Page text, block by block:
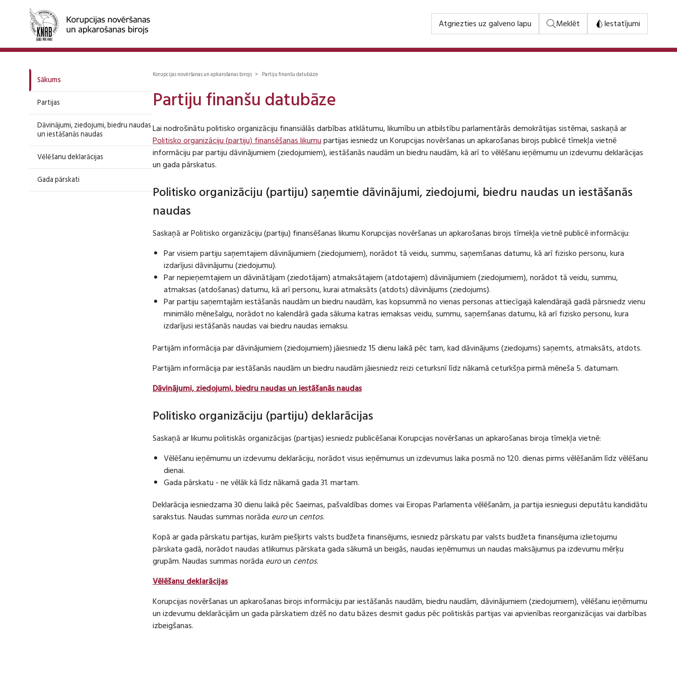
Atgriezties uz galveno lapu Meklēt Iestatījumi
Sākums
Partijas
Dāvinājumi, ziedojumi, biedru naudas
un iestāšanās naudas
Vēlēšanu deklarācijas
Gada pārskati
Korupcijas novēršanas un apkarošanas birojs > Partiju finanšu datubāze
Partiju finanšu datubāze
Lai nodrošinātu politisko organizāciju finansiālās darbības atklātumu, likumību un atbilstību parlamentārās demokrātijas sistēmai, saskaņā ar
Politisko organizāciju (partiju) finansēšanas likumupartijas iesniedz un Korupcijas novēršanas un apkarošanas birojs publicē tīmekļa vietnē
informāciju par partiju dāvinājumiem (ziedojumiem), iestāšanās naudām un biedru naudām, kā arī to vēlēšanu ieņēmumu un izdevumu deklarācijas
un gada pārskatus.
Politisko organizāciju (partiju) saņemtie dāvinājumi, ziedojumi, biedru naudas un iestāšanās
naudas
Saskaņā ar Politisko organizāciju (partiju) finansēšanas likumu Korupcijas novēršanas un apkarošanas birojs tīmekļa vietnē publicē informāciju:
Par visiem partiju saņemtajiem dāvinājumiem (ziedojumiem), norādot tā veidu, summu, saņemšanas datumu, kā arī fizisko personu, kura
izdarījusi dāvinājumu (ziedojumu).
Par nepieņemtajiem un dāvinātājam (ziedotājam) atmaksātajiem (atdotajiem) dāvinājumiem (ziedojumiem), norādot tā veidu, summu,
atmaksas (atdošanas) datumu, kā arī personu, kurai atmaksāts (atdots) dāvinājums (ziedojums).
Par partiju saņemtajām iestāšanās naudām un biedru naudām, kas kopsummā no vienas personas attiecīgajā kalendārajā gadā pārsniedz vienu
minimālo mēnešalgu, norādot no kalendārā gada sākuma katras iemaksas veidu, summu, saņemšanas datumu, kā arī fizisko personu, kura
izdarījusi iestāšanās naudas vai biedru naudas iemaksu.
Partijām informācija par dāvinājumiem (ziedojumiem) jāiesniedz 15 dienu laikā pēc tam, kad dāvinājums (ziedojums) saņemts, atmaksāts, atdots.
Partijām informācija par iestāšanās naudām un biedru naudām jāiesniedz reizi ceturksnī līdz nākamā ceturkšņa pirmā mēneša 5. datumam.
Dāvinājumi, ziedojumi, biedru naudas un iestāšanās naudas
Politisko organizāciju (partiju) deklarācijas
Saskaņā ar likumu politiskās organizācijas (partijas) iesniedz publicēšanai Korupcijas novēršanas un apkarošanas biroja tīmekļa vietnē:
Vēlēšanu ieņēmumu un izdevumu deklarāciju, norādot visus ieņēmumus un izdevumus laika posmā no 120. dienas pirms vēlēšanām līdz vēlēšanu
dienai.
Gada pārskatu - ne vēlāk kā līdz nākamā gada 31. martam.
Deklarācija iesniedzama 30 dienu laikā pēc Saeimas, pašvaldības domes vai Eiropas Parlamenta vēlēšanām, ja partija iesniegusi deputātu kandidātu
sarakstus. Naudas summas norāda euroun centos.
Kopā ar gada pārskatu partijas, kurām piešķirts valsts budžeta finansējums, iesniedz pārskatu par valsts budžeta finansējuma izlietojumu
pārskata gadā, norādot naudas atlikumus pārskata gada sākumā un beigās, naudas ieņēmumus un naudas maksājumus pa izdevumu mērķu
grupām. Naudas summas norāda euroun centos.
Vēlēšanu deklarācijas
Korupcijas novēršanas un apkarošanas birojs informāciju par iestāšanās naudām, biedru naudām, dāvinājumiem (ziedojumiem), vēlēšanu ieņēmumu
un izdevumu deklarācijām un gada pārskatiem dzēš no datu bāzes desmit gadus pēc politiskās partijas vai apvienības reorganizācijas vai darbības
izbeigšanas.